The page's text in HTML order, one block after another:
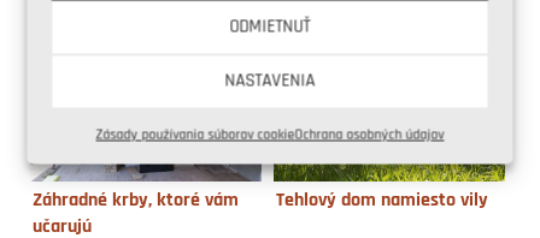
ODMIETNUŤ
NASTAVENIA
Zásady používania súborov cookieOchrana osobných údajov
Záhradné krby, ktoré vám
učarujú
Tehlový dom namiesto vily